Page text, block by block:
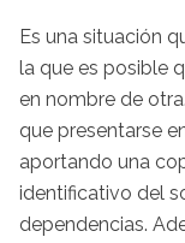
Es una situación
la que es posible
en nombre de
que presentarse
aportando una
identificativo del
dependencias.